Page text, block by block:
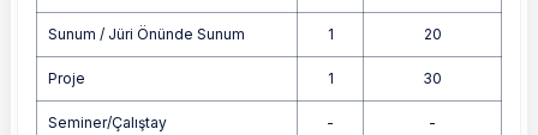
Sunum / Jüri Önünde Sunum 1 20
Proje 1 30
Seminer/Çalıştay - -